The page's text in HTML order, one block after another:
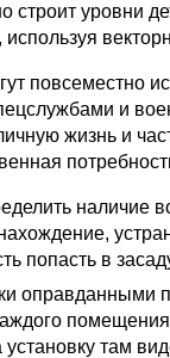
строит уровни
повсеместно
и
жизнь и
наличие
попасть в
оправданными
установку там